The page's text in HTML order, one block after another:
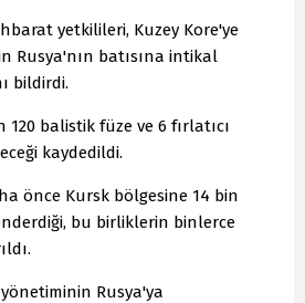
yetkilileri, Kuzey Kore'ye
Rusya'nın batısına intikal
bildirdi.
balistik füze ve 6 fırlatıcı
kaydedildi.
önce Kursk bölgesine 14 bin
bu birliklerin binlerce
Rusya'ya